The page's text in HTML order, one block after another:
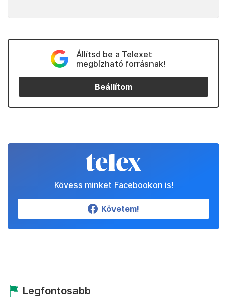
Állítsd be a Telexet
megbízható forrásnak!
Beállítom
Kövess minket Facebookon is!
Követem!
Legfontosabb